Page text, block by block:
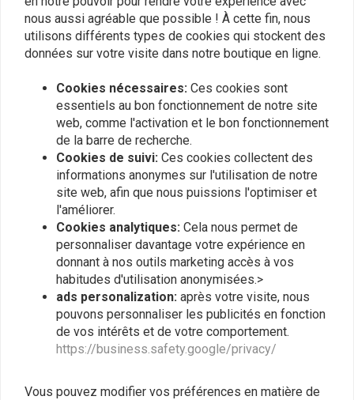
Simon Hofstetter
Erfüllt die Erwartungen. Absolut zufrieden
Simon
Erfüllt die
Plaats ook een review
Produits similaires
nous aussi agréable que possible ! À cette fin, nous
utilisons différents types de cookies qui stockent des
données sur votre visite dans notre boutique en ligne.
Cookies nécessaires: Ces cookies sont
essentiels au bon fonctionnement de notre site
web, comme l'activation et le bon fonctionnement
de la barre de recherche.
Cookies de suivi: Ces cookies collectent des
informations anonymes sur l'utilisation de notre
site web, afin que nous puissions l'optimiser et
l'améliorer.
Cookies analytiques: Cela nous permet de
personnaliser davantage votre expérience en
donnant à nos outils marketing accès à vos
habitudes d'utilisation anonymisées.>
ads personalization: après votre visite, nous
pouvons personnaliser les publicités en fonction
de vos intérêts et de votre comportement.
https://business.safety.google/privacy/
Vous pouvez modifier vos préférences en matière de